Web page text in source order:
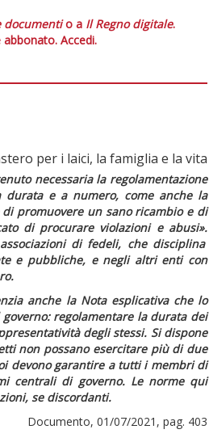
documentio a Il Regno digitale.
abbonato. Accedi.
per i laici, la famiglia e la vita
necessaria la regolamentazione
e a numero, come anche la
promuovere un sano ricambio e di
di procurare violazioni e abusi».
di fedeli, che disciplina
e pubbliche, e negli altri enti con
anche la Nota esplicativache lo
regolamentare la durata dei
degli stessi. Si dispone
non possano esercitare più di due
devono garantire a tutti i membri di
centrali di governo. Le norme qui
se discordanti.
Documento, 01/07/2021, pag. 403